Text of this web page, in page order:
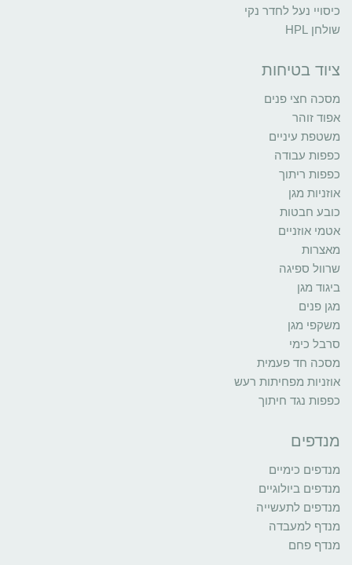
כיסויי נעל לחדר נקי
שולחן HPL
ציוד בטיחות
מסכה חצי פנים
אפוד זוהר
משטפת עיניים
כפפות עבודה
כפפות ריתוך
אוזניות מגן
כובע חבטות
אטמי אוזניים
מאצרות
שרוול ספיגה
ביגוד מגן
מגן פנים
משקפי מגן
סרבל כימי
מסכה חד פעמית
אוזניות מפחיתות רעש
כפפות נגד חיתוך
מנדפים
מנדפים כימיים
מנדפים ביולוגיים
מנדפים לתעשייה
מנדף למעבדה
מנדף פחם